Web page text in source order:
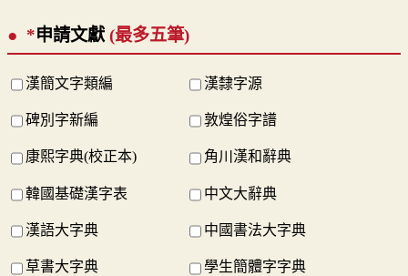
*申請文獻 (最多五筆)
漢簡文字類編 漢隸字源
碑別字新編 敦煌俗字譜
康熙字典(校正本) 角川漢和辭典
韓國基礎漢字表 中文大辭典
漢語大字典 中國書法大字典
草書大字典 學生簡體字字典